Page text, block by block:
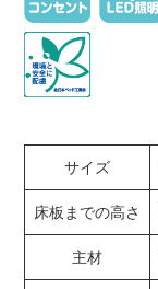
サイズ
床板までの高さ
主材